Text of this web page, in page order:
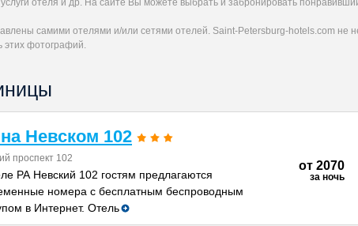
отеля и др. На сайте Вы можете выбрать и забронировать
самими отелями и/или сетями отелей. Saint-Petersburg-hotels.com не
этих фотографий.
Невском 102
проспект 102
РА Невский 102 гостям предлагаются
номера с бесплатным беспроводным
в Интернет. Отель
от 2070
за ночь